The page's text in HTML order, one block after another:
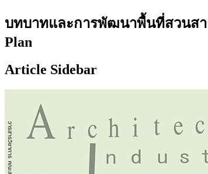
บทบาทและการพัฒนาพื้นที่สวนสา
Plan
Article Sidebar